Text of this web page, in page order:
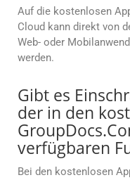
Auf die kostenlosen
Cloud kann direkt von
Web- oder
werden.
Gibt es
der in den
verfügbaren
Bei den kostenlosen